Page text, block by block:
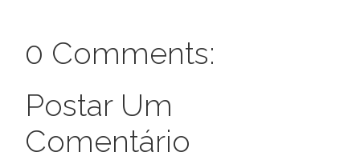
0 Comments:
Postar Um
Comentário